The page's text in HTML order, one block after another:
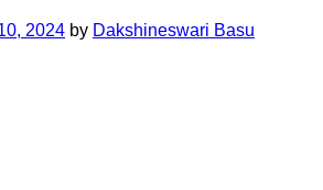
2024 by Dakshineswari Basu